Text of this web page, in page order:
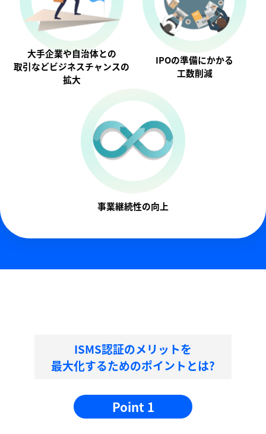
大手企業や自治体との
取引などビジネスチャンスの
拡大
IPOの準備にかかる
工数削減
事業継続性の向上
ISMS認証のメリットを
最大化するためのポイントとは?
Point 1